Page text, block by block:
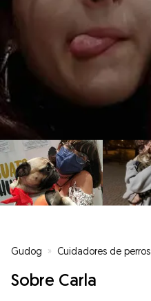
Gudog » Cuidadores de perros
Sobre Carla